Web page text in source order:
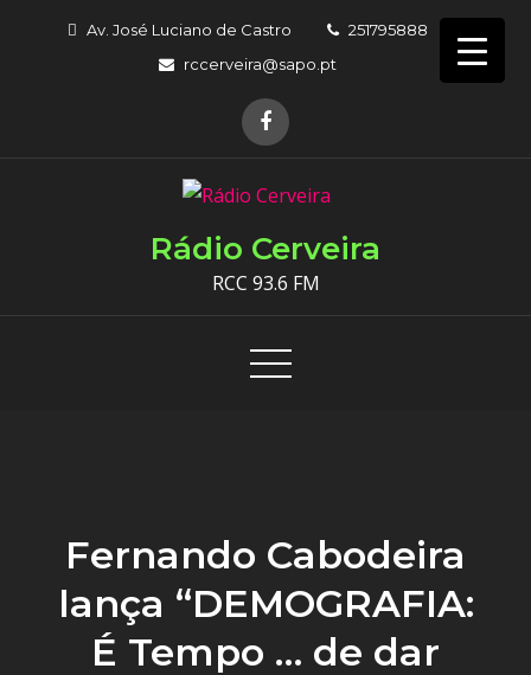
Av. José Luciano de Castro
251795888
rccerveira@sapo.pt
Rádio Cerveira
RCC 93.6 FM
Fernando Cabodeira
lança “DEMOGRAFIA:
É Tempo … de dar